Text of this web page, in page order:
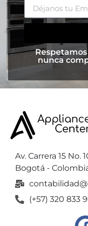
nunca
Av. Carrera 15 No.
Bogotá -
(+57) 320 833